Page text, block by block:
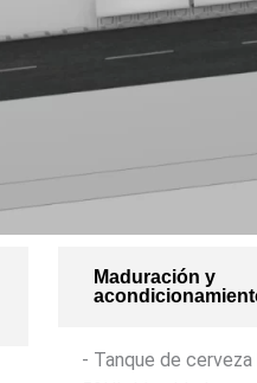
Maduración y
- Tanque de